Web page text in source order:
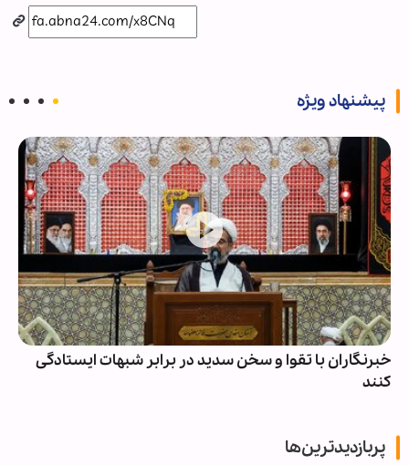
پیشنهاد ویژه
خبرنگاران با تقوا و سخن سدید در برابر شبهات ایستادگی
کنند
پربازدیدترین‌ها